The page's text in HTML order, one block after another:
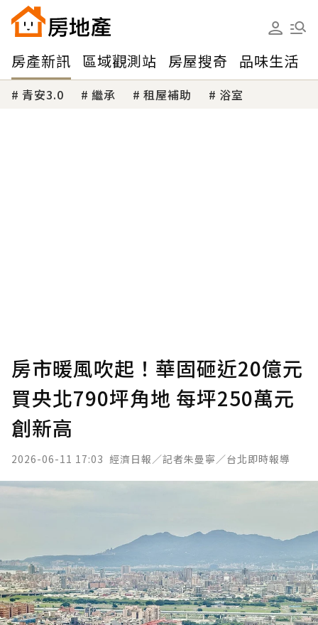
房產新訊 區域觀測站 房屋搜奇 品味生活
青安3.0 繼承 租屋補助 浴室
房市暖風吹起！華固砸近20億元
買央北790坪角地 每坪250萬元
創新高
2026-06-11 17:03 經濟日報／記者朱曼寧／台北即時報導